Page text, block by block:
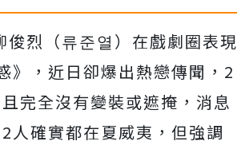
烈（류준열）在戲劇圈表現
》，近日卻爆出熱戀傳聞，2
完全沒有變裝或遮掩，消息
人確實都在夏威夷，但強調